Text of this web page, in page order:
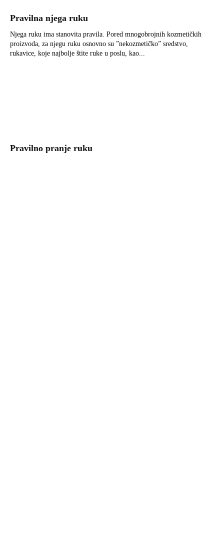
Pravilna njega ruku
Njega ruku ima stanovita pravila. Pored mnogobrojnih kozmetičkih
proizvoda, za njegu ruku osnovno su ”nekozmetičko” sredstvo,
rukavice, koje najbolje štite ruke u poslu, kao...
Pravilno pranje ruku